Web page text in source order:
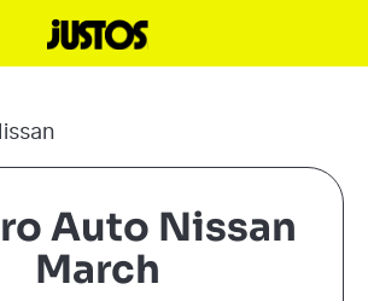
Auto Nissan
March